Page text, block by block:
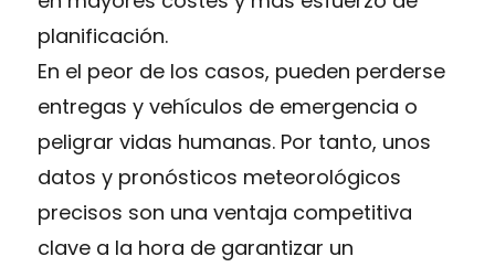
planificación.
En el peor de los casos, pueden perderse
entregas y vehículos de emergencia o
peligrar vidas humanas. Por tanto, unos
datos y pronósticos meteorológicos
precisos son una ventaja competitiva
clave a la hora de garantizar un